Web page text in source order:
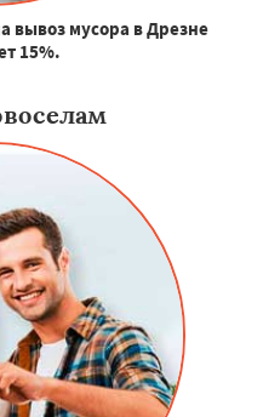
вывоз мусора в Дрезне
15%.